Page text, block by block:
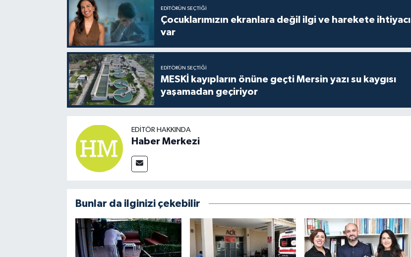
EDITÖRÜN SEÇTIĞI
Çocuklarımızın ekranlara değil ilgi ve harekete ihtiyacı
var
EDITÖRÜN SEÇTIĞI
MESKİ kayıpların önüne geçti Mersin yazı su kaygısı
yaşamadan geçiriyor
EDITÖR HAKKINDA
Haber Merkezi
Bunlar da ilginizi çekebilir